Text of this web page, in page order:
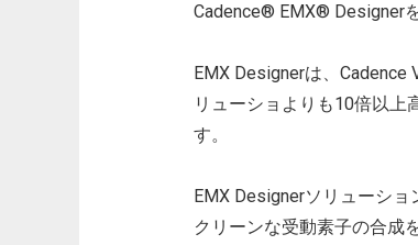
Cadence® EMX® Designer
EMX Designerは、
リューショよりも10倍以上
す。
EMX Designerソリューシ
クリーンな受動素子の合成